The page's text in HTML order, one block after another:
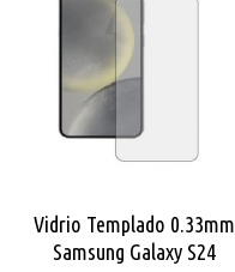
Vidrio Templado 0.33mm
Samsung Galaxy S24